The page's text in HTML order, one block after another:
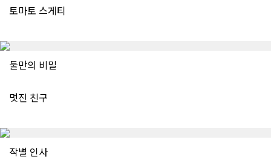
토마토 스게티
둘만의 비밀
멋진 친구
작별 인사